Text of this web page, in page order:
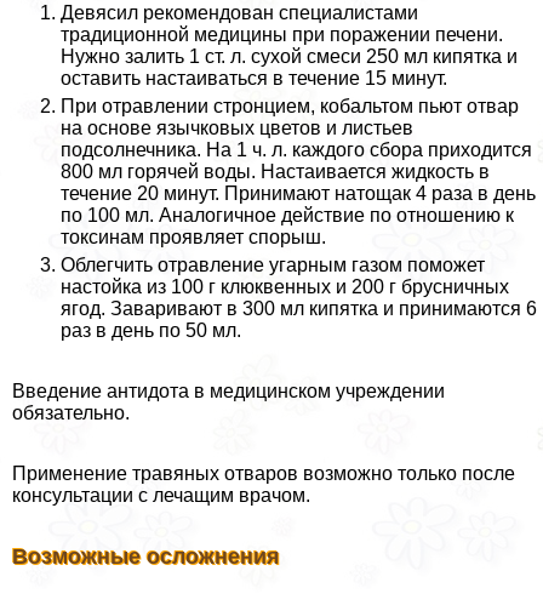
Девясил рекомендован специалистами
традиционной медицины при поражении печени.
Нужно залить 1 ст. л. сухой смеси 250 мл кипятка и
оставить настаиваться в течение 15 минут.
При отравлении стронцием, кобальтом пьют отвар
на основе язычковых цветов и листьев
подсолнечника. На 1 ч. л. каждого сбора приходится
800 мл горячей воды. Настаивается жидкость в
течение 20 минут. Принимают натощак 4 раза в день
по 100 мл. Аналогичное действие по отношению к
токсинам проявляет спорыш.
Облегчить отравление угарным газом поможет
настойка из 100 г клюквенных и 200 г брусничных
ягод. Заваривают в 300 мл кипятка и принимаются 6
раз в день по 50 мл.
Введение антидота в медицинском учреждении
обязательно.
Применение травяных отваров возможно только после
консультации с лечащим врачом.
Возможные осложнения